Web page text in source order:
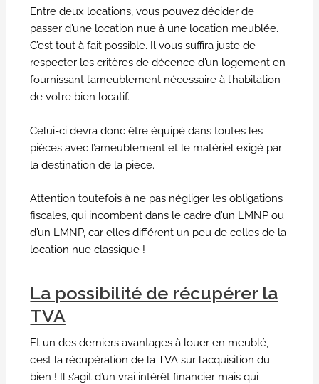
Entre deux locations, vous pouvez décider de
passer d’une location nue à une location meublée.
C’est tout à fait possible. Il vous suffira juste de
respecter les critères de décence d’un logement en
fournissant l’ameublement nécessaire à l’habitation
de votre bien locatif.
Celui-ci devra donc être équipé dans toutes les
pièces avec l’ameublement et le matériel exigé par
la destination de la pièce.
Attention toutefois à ne pas négliger les obligations
fiscales, qui incombent dans le cadre d’un LMNP ou
d’un LMNP, car elles différent un peu de celles de la
location nue classique !
La possibilité de récupérer la
TVA
Et un des derniers avantages à louer en meublé,
c’est la récupération de la TVA sur l’acquisition du
bien ! Il s’agit d’un vrai intérêt financier mais qui